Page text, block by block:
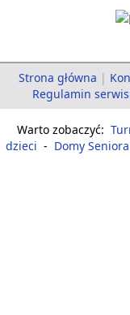
Strona główna |
Regulamin
Warto zobaczyć:
dzieci - Domy